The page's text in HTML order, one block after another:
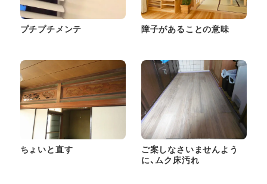
プチプチメンテ 障子があることの意味
ちょいと直す
ご案しなさいませんよう
に、ムク床汚れ